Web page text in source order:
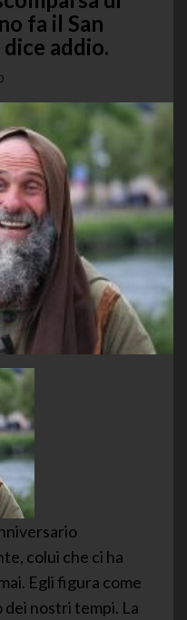
fa il San
addio.
colui che ci ha
Egli figura come
dei nostri tempi. La